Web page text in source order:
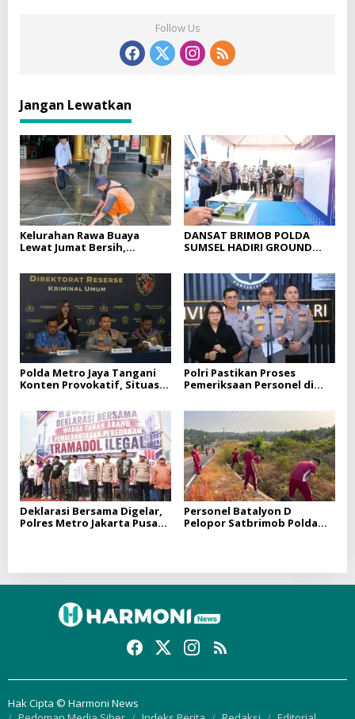
Follow Us
Jangan Lewatkan
Kelurahan Rawa Buaya
Lewat Jumat Bersih,
Saddhapala Di RW.07
DANSAT BRIMOB POLDA
SUMSEL HADIRI GROUND
PELAYANAN BPKB
PROTOTYPE DITLANTAS
POLDA SUMSEL
Polda Metro Jaya Tangani
Konten Provokatif, Situasi
Polri Pastikan Proses
Pemeriksaan Personel di
Profesional dan Transparan
Deklarasi Bersama Digelar,
Polres Metro Jakarta Pusat
Personel Batalyon D
Pelopor Satbrimob Polda
Hak Cipta © Harmoni News